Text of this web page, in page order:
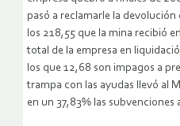
pasó a reclamarle la
los 218,55 que la mina recibió
total de la empresa en
los que 12,68 son impagos a
trampa con las ayudas llevó al
en un 37,83% las subvenciones